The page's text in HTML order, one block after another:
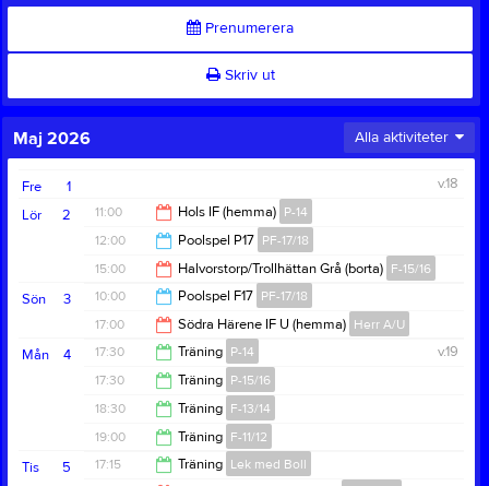
Prenumerera
Skriv ut
Maj 2026 Alla aktiviteter
1
Fre
v.18
2
Lör 11:00 Hols IF (hemma) P-14
13:00
12:00 Poolspel P17 PF-17/18
15:00
15:00 Halvorstorp/Trollhättan Grå (borta) F-15/16
17:00
3
Sön 10:00 Poolspel F17 PF-17/18
13:00
17:00 Södra Härene IF U (hemma) Herr A/U
19:00
4
Mån v.19
17:30 Träning P-14
19:00
17:30 Träning P-15/16
19:00
18:30 Träning F-13/14
20:00
19:00 Träning F-11/12
5
Tis 17:15 Träning Lek med Boll